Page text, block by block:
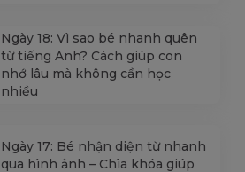
Ngày 18: Vì sao bé nhanh quên
từ tiếng Anh? Cách giúp con
nhớ lâu mà không cần học
nhiều
Ngày 17: Bé nhận diện từ nhanh
qua hình ảnh – Chìa khóa giúp